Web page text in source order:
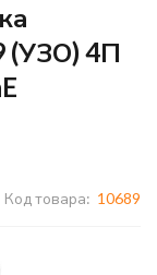
(УЗО) 4П
Код товара: 10689